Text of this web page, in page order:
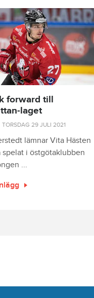
forward till
laget
TORSDAG 29 JULI 2021
lämnar Vita Hästen
spelat i östgötaklubben
...